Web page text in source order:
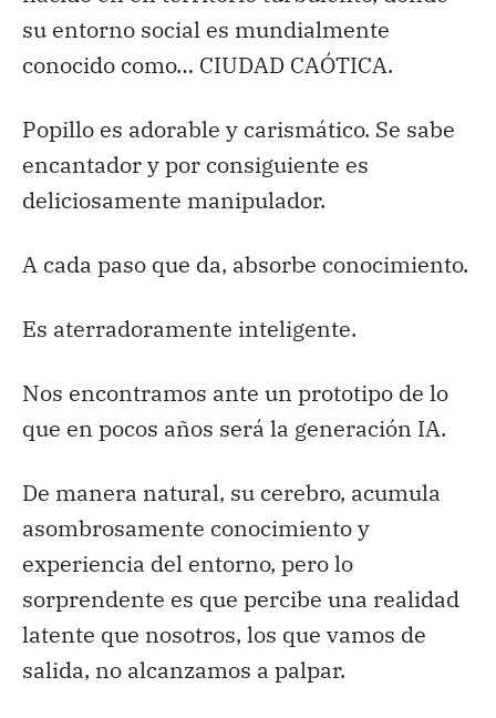
su entorno social es mundialmente
conocido como… CIUDAD CAÓTICA.
Popillo es adorable y carismático. Se sabe
encantador y por consiguiente es
deliciosamente manipulador.
A cada paso que da, absorbe conocimiento.
Es aterradoramente inteligente.
Nos encontramos ante un prototipo de lo
que en pocos años será la generación IA.
De manera natural, su cerebro, acumula
asombrosamente conocimiento y
experiencia del entorno, pero lo
sorprendente es que percibe una realidad
latente que nosotros, los que vamos de
salida, no alcanzamos a palpar.